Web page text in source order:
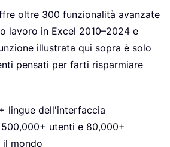
oltre 300 funzionalità avanzate
lavoro in Excel 2010–2024 e
illustrata qui sopra è solo
pensati per farti risparmiare
lingue dell'interfaccia
utenti e 80,000+
mondo